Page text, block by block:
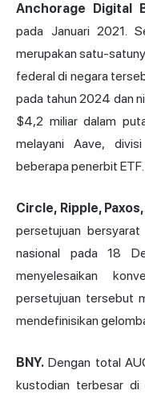
Anchorage Digital
pada Januari 2021.
merupakan satu-
federal di negara
pada tahun 2024 dan
$4,2 miliar dalam
melayani Aave,
beberapa penerbit ETF.
Circle, Ripple,
persetujuan
nasional pada 18
menyelesaikan
persetujuan tersebut
mendefinisikan
BNY. Dengan total
kustodian terbesar di